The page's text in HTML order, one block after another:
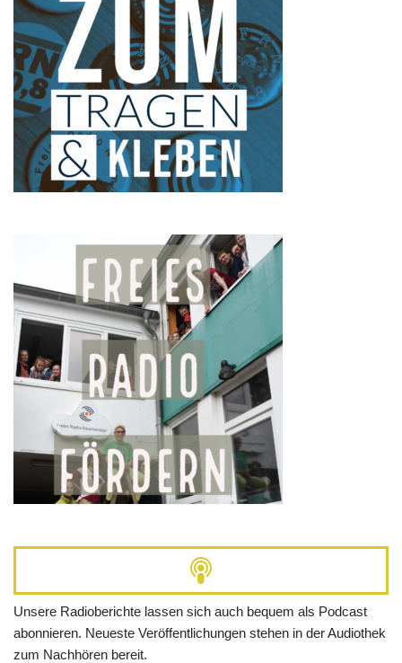
Unsere Radioberichte lassen sich auch bequem als Podcast
abonnieren. Neueste Veröffentlichungen stehen in der Audiothek
zum Nachhören bereit.